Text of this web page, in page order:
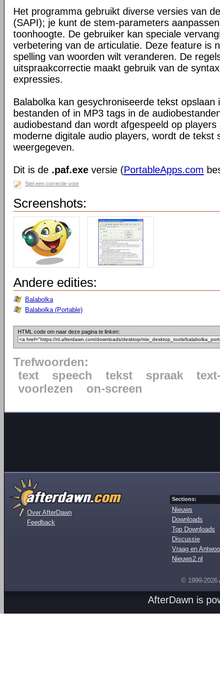
Het programma gebruikt diverse versies van
(SAPI); je kunt de stem-parameters
toonhoogte. De gebruiker kan speciale
verbetering van de articulatie. Deze feature is
spelling van woorden wilt veranderen. De
uitspraakcorrectie maakt gebruik van de
expressies.
Balabolka kan gesychroniseerde tekst opslaan
bestanden of in MP3 tags in de
audiobestand dan wordt afgespeeld op
moderne digitale audio players, wordt de tekst
weergegeven.
Dit is de .paf.exe versie (PortableApps.com
Stel een correctie voor
Screenshots:
Andere edities:
Balabolka
Balabolka (Portable)
HTML code om naar deze pagina te linken:
Trefwoorden:
text
speech tekst spraak
voorlezen
on-screen
Over AfterDawn
Feedback
Sections:
Nieuws
Downloads
Top Downloads
Discussie
Vraag en
Nieuws2.nl
© 1999-2026
AfterDawn is